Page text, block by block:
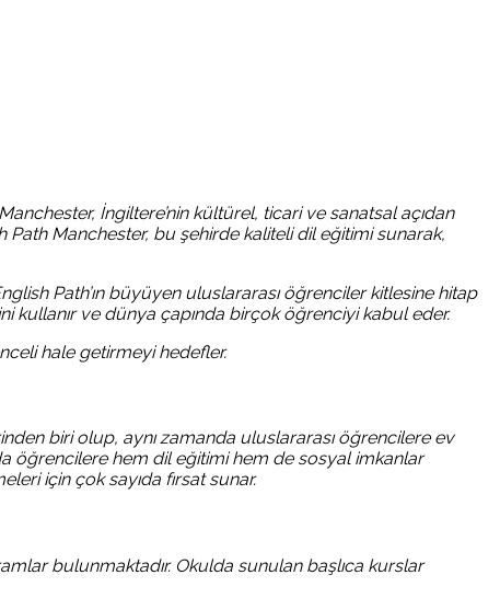
İngiltere’nin kültürel, ticari ve sanatsal açıdan
Manchester, bu şehirde kaliteli dil eğitimi sunarak,
Path’ın büyüyen uluslararası öğrenciler kitlesine hitap
kullanır ve dünya çapında birçok öğrenciyi kabul eder.
hale getirmeyi hedefler.
biri olup, aynı zamanda uluslararası öğrencilere ev
öğrencilere hem dil eğitimi hem de sosyal imkanlar
için çok sayıda fırsat sunar.
bulunmaktadır. Okulda sunulan başlıca kurslar